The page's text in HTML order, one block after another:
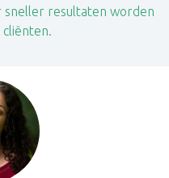
resultaten worden
cliënten.